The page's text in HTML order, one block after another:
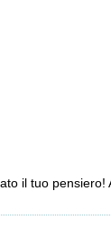
il tuo pensiero!